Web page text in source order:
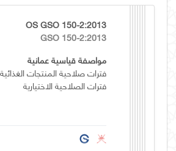
OS GSO 150-2:2013
GSO 150-2:2013
مواصفة قياسية عمانية
فترات صلاحية المنتجات
فترات الصلاحية الاختيارية